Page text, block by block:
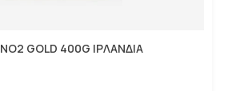
S-26 NO2 GOLD 400G ΙΡΛΑΝΔΙΑ